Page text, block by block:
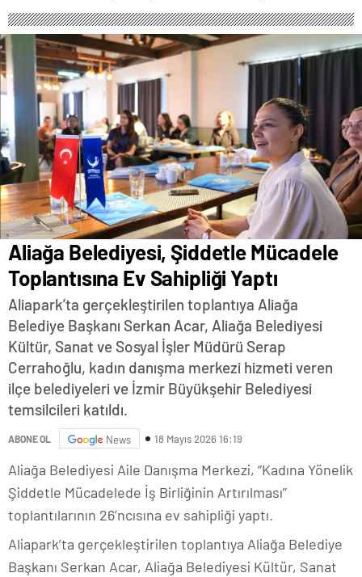
Aliağa Belediyesi, Şiddetle Mücadele
Toplantısına Ev Sahipliği Yaptı
Aliapark’ta gerçekleştirilen toplantıya Aliağa
Belediye Başkanı Serkan Acar, Aliağa Belediyesi
Kültür, Sanat ve Sosyal İşler Müdürü Serap
Cerrahoğlu, kadın danışma merkezi hizmeti veren
ilçe belediyeleri ve İzmir Büyükşehir Belediyesi
temsilcileri katıldı.
ABONE OL News 18 Mayıs 2026 16:19
Aliağa Belediyesi Aile Danışma Merkezi, “Kadına Yönelik
Şiddetle Mücadelede İş Birliğinin Artırılması”
toplantılarının 26’ncısına ev sahipliği yaptı.
Aliapark’ta gerçekleştirilen toplantıya Aliağa Belediye
Başkanı Serkan Acar, Aliağa Belediyesi Kültür, Sanat